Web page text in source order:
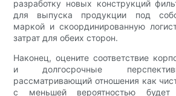
разработку новых конструкций
для выпуска продукции под
маркой и скоординированную
затрат для обеих сторон.
Наконец, оцените соответствие
и долгосрочные
рассматривающий отношения как
с меньшей вероятностью будет